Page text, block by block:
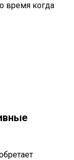
время когда